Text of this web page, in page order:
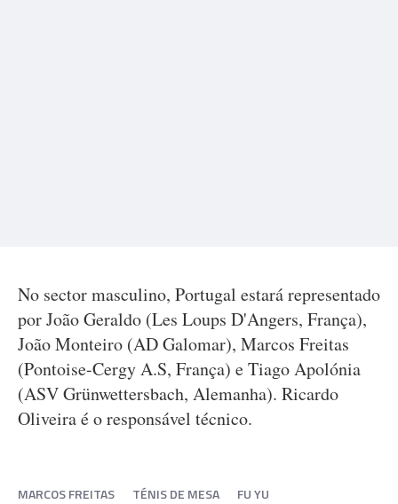
No sector masculino, Portugal estará representado
por João Geraldo (Les Loups D'Angers, França),
João Monteiro (AD Galomar), Marcos Freitas
(Pontoise-Cergy A.S, França) e Tiago Apolónia
(ASV Grünwettersbach, Alemanha). Ricardo
Oliveira é o responsável técnico.
MARCOS FREITAS TÉNIS DE MESA
FU YU